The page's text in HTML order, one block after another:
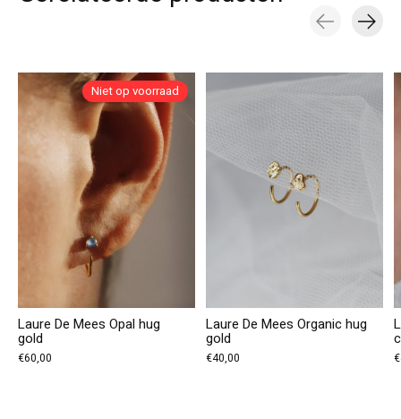
Niet op voorraad
Laure De Mees Opal hug
gold
€60,00
Laure De Mees Organic hug
gold
€40,00